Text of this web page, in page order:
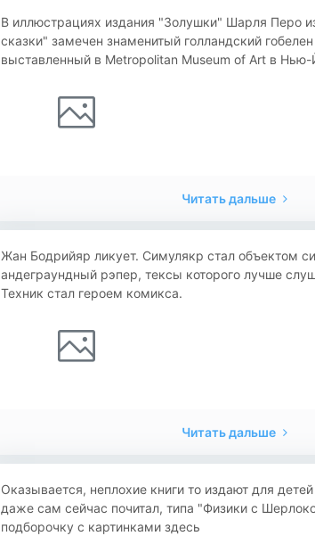
В иллюстрациях издания "Золушки" Шарля Перо
сказки" замечен знаменитый голландский
выставленный в Metropolitan Museum of Art в
Читать дальше
Жан Бодрийяр ликует. Симулякр стал объектом
андеграундный рэпер, тексы которого лучше
Техник стал героем комикса.
Читать дальше
Оказывается, неплохие книги то издают для
даже сам сейчас почитал, типа "Физики с
подборочку с картинками здесь